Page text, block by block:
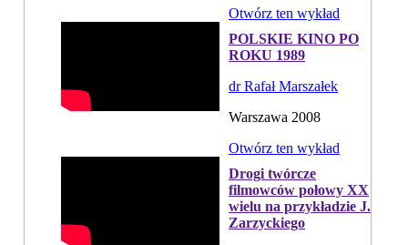
Otwórz ten wykład
POLSKIE KINO PO
ROKU 1989
dr Rafał Marszałek
Warszawa 2008
Otwórz ten wykład
Drogi twórcze
filmowców połowy XX
wielu na przykładzie J.
Zarzyckiego